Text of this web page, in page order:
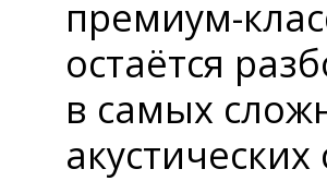
премиум-
остаётся
в самых